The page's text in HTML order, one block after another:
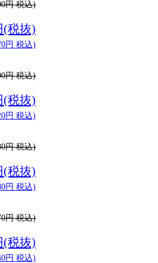
円 税込)
(税抜)
円 税込)
円 税込)
(税抜)
円 税込)
円 税込)
(税抜)
円 税込)
円 税込)
(税抜)
円 税込)